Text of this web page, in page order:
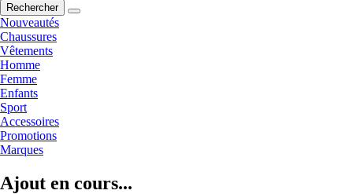
Rechercher
Nouveautés
Chaussures
Vêtements
Homme
Femme
Enfants
Sport
Accessoires
Promotions
Marques
Ajout en cours...